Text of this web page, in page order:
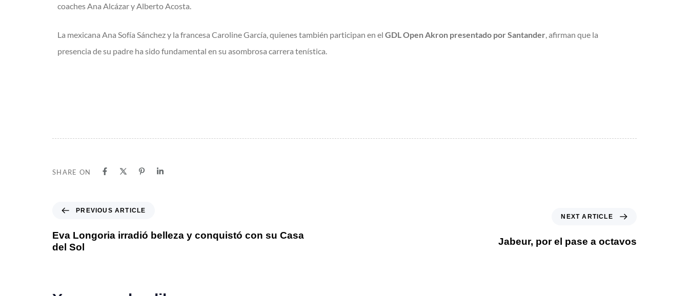
coaches Ana Alcázar y Alberto Acosta.
La mexicana Ana Sofía Sánchez y la francesa Caroline García, quienes también participan en el GDL Open Akron presentado por Santander , afirman que la
presencia de su padre ha sido fundamental en su asombrosa carrera tenística.
SHARE ON
PREVIOUS ARTICLE
Eva Longoria irradió belleza y conquistó con su Casa
del Sol
NEXT ARTICLE
Jabeur, por el pase a octavos